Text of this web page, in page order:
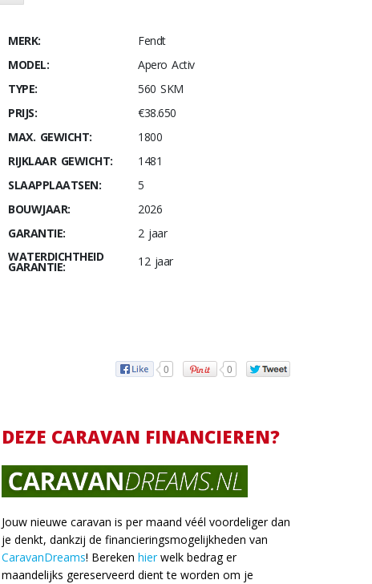
MERK:
Fendt
MODEL:
Apero Activ
TYPE:
560 SKM
PRIJS:
€38.650
MAX. GEWICHT:
1800
RIJKLAAR GEWICHT:
1481
SLAAPPLAATSEN:
5
BOUWJAAR:
2026
GARANTIE:
2 jaar
WATERDICHTHEID
GARANTIE: 12 jaar
0 0
DEZE CARAVAN FINANCIEREN?
Jouw nieuwe caravan is per maand véél voordeliger dan
je denkt, dankzij de financieringsmogelijkheden van
CaravanDreams! Bereken hierwelk bedrag er
maandelijks gereserveerd dient te worden om je